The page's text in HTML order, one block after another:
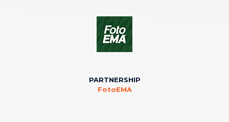
PARTNERSHIP
FotoEMA